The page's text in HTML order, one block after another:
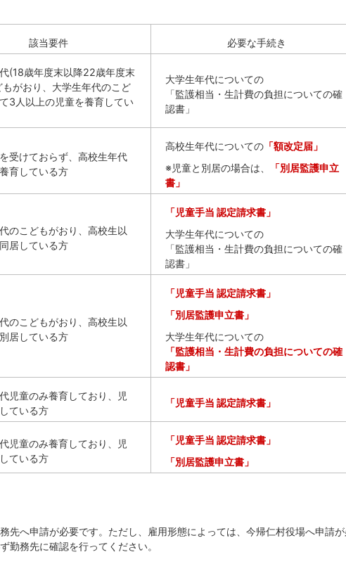
該当要件 必要な手続き
(18歳年度末以降22歳年度末
がおり、大学生年代のこど
3人以上の児童を養育してい
大学生年代についての
「監護相当・生計費の負担についての確
認書」
受けておらず、高校生年代
育している方
高校生年代についての 「額改定届」
※児童と別居の場合は、
「別居監護申立
書」
のこどもがおり、高校生以
居している方
「児童手当 認定請求書」
大学生年代についての
「監護相当・生計費の負担についての確
認書」
のこどもがおり、高校生以
居している方
「児童手当 認定請求書」
「別居監護申立書」
大学生年代についての
「監護相当・生計費の負担についての確
認書」
児童のみ養育しており、児
ている方
「児童手当 認定請求書」
児童のみ養育しており、児
ている方
「児童手当 認定請求書」
「別居監護申立書」
先へ申請が必要です。ただし、雇用形態によっては、今帰仁村役場へ申請
勤務先に確認を行ってください。